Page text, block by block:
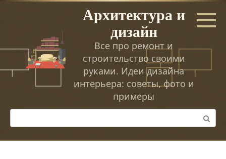
Перейти
Архитектура и
дизайн
Все про ремонт и
строительство своими
руками. Идеи дизайна
интерьера: советы, фото и
примеры
Поиск: